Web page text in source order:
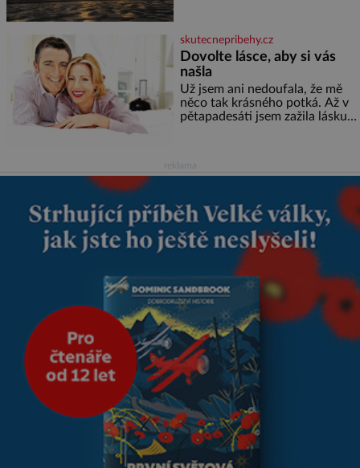
Proč má pláž takové netypické
zbarvení? Nakolik jsou pravd
skutecnepribehy.cz
Dovolte lásce, aby si vás
našla
Už jsem ani nedoufala, že mě
něco tak krásného potká. Až v
pětapadesáti jsem zažila lásku
nás dali dohromady, Toník byl
dobře zaopatřený mladý muž.
Manželství nám oběma moc
nesvědčilo, brzy jsme zjistili, že